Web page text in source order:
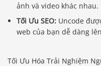
ảnh và video khác nhau.
Tối Ưu SEO: Uncode
web của bạn dễ dàng
Tối Ưu Hóa Trải Nghiệm